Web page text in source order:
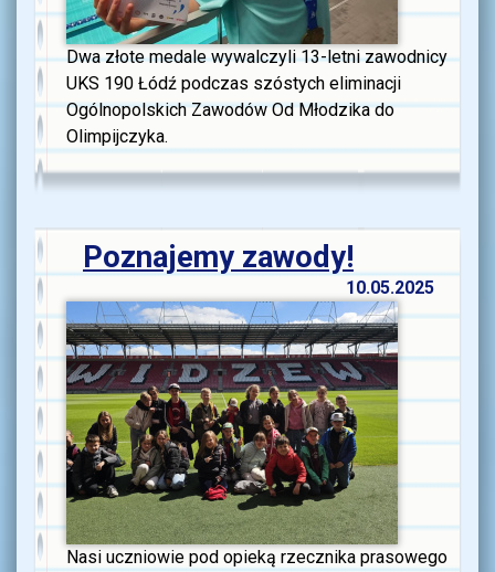
Dwa złote medale wywalczyli 13-letni zawodnicy
UKS 190 Łódź podczas szóstych eliminacji
Ogólnopolskich Zawodów Od Młodzika do
Olimpijczyka.
Poznajemy zawody!
10.05.2025
Nasi uczniowie pod opieką rzecznika prasowego